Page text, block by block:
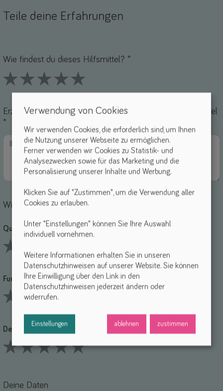
Teile deine Erfahrungen
Wie findest du dieses Hilfsmittel? *
1 Stars2 Stars3 Stars4 Stars5 Stars
Erzähle uns von deinen Erfahrungen mit diesem Hilfsmittel
*
Wie bewertest du die einzelnen Punkte?
Qualität *
2 Stars3 Stars4 Stars5 Stars
Funktionalität *
Design *
Deine Daten
Verwendung von Cookies
Wir verwenden Cookies, die erforderlich sind, um Ihnen
die Nutzung unserer Webseite zu ermöglichen.
Ferner verwenden wir Cookies zu Statistik- und
Analysezwecken sowie für das Marketing und die
Personalisierung unserer Inhalte und Werbung.
Klicken Sie auf "Zustimmen", um die Verwendung aller
Cookies zu erlauben.
Unter "Einstellungen" können Sie Ihre Auswahl
individuell vornehmen.
Weitere Informationen erhalten Sie in unseren
Datenschutzhinweisen auf unserer Website. Sie können
Ihre Einwilligung über den Link in den
Datenschutzhinweisen jederzeit ändern oder
widerrufen.
Einstellungen ablehnen zustimmen